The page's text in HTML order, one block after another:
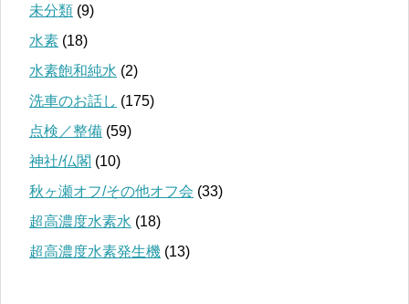
未分類 (9)
水素 (18)
水素飽和純水 (2)
洗車のお話し (175)
点検／整備 (59)
神社/仏閣 (10)
秋ヶ瀬オフ/その他オフ会 (33)
超高濃度水素水 (18)
超高濃度水素発生機 (13)